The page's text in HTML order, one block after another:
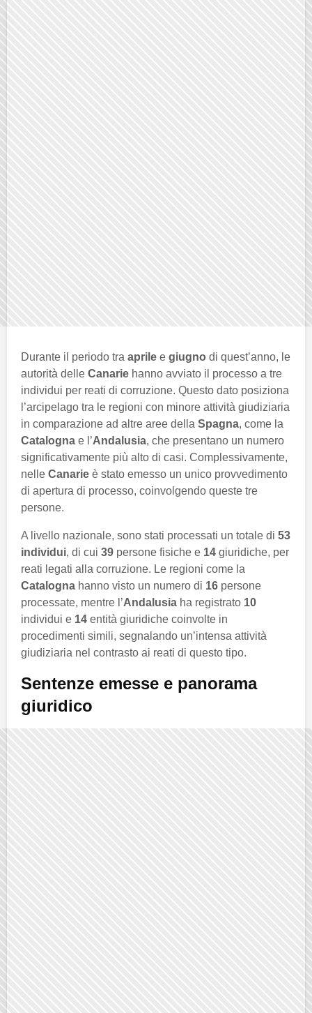
Durante il periodo tra aprile e giugno di quest’anno, le
autorità delle Canarie hanno avviato il processo a tre
individui per reati di corruzione. Questo dato posiziona
l’arcipelago tra le regioni con minore attività giudiziaria
in comparazione ad altre aree della Spagna, come la
Catalogna e l’Andalusia, che presentano un numero
significativamente più alto di casi. Complessivamente,
nelle Canarie è stato emesso un unico provvedimento
di apertura di processo, coinvolgendo queste tre
persone.
A livello nazionale, sono stati processati un totale di 53
individui, di cui 39 persone fisiche e 14 giuridiche, per
reati legati alla corruzione. Le regioni come la
Catalogna hanno visto un numero di 16 persone
processate, mentre l’Andalusia ha registrato 10
individui e 14 entità giuridiche coinvolte in
procedimenti simili, segnalando un’intensa attività
giudiziaria nel contrasto ai reati di questo tipo.
Sentenze emesse e panorama
giuridico